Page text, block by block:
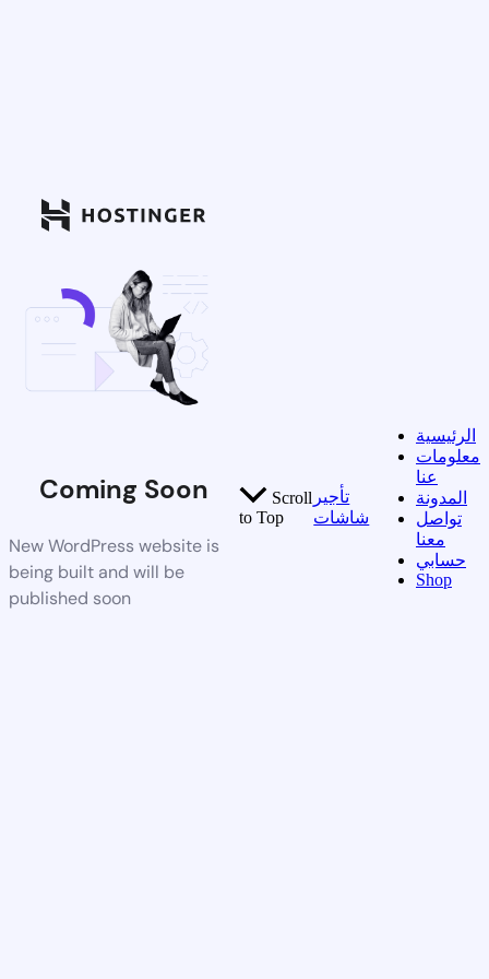
Coming Soon
New WordPress website is
being built and will be
published soon
Scroll
to Top
تأجير
شاشات
الرئيسية
معلومات
عنا
المدونة
تواصل
معنا
حسابي
Shop